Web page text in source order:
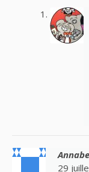
29